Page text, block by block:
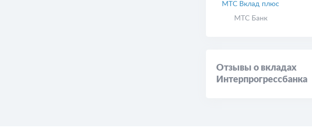
МТС Вклад плюс
МТС Банк
Отзывы о вкладах
Интерпрогрессбанка